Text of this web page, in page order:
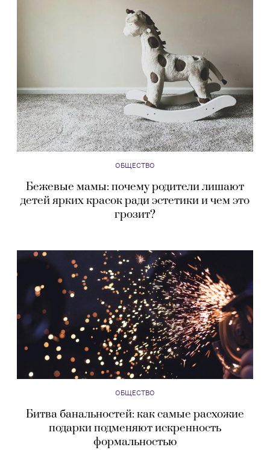
ОБЩЕСТВО
Бежевые мамы: почему родители лишают
детей ярких красок ради эстетики и чем это
грозит?
ОБЩЕСТВО
Битва банальностей: как самые расхожие
подарки подменяют искренность
формальностью